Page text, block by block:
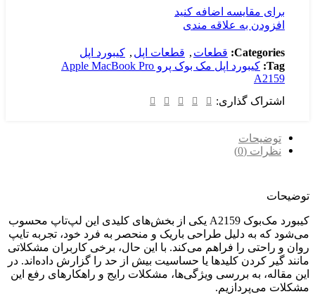
برای مقایسه اضافه کنید
افزودن به علاقه مندی
Categories: قطعات , قطعات اپل , کیبورد اپل
Tag:
کیبورد اپل مک بوک پرو Apple MacBook Pro
A2159
اشتراک گذاری:
توضیحات
نظرات (0)
توضیحات
کیبورد مک‌بوک A2159 یکی از بخش‌های کلیدی این لپ‌تاپ محسوب
می‌شود که به دلیل طراحی باریک و منحصر به فرد خود، تجربه تایپ
روان و راحتی را فراهم می‌کند. با این حال، برخی کاربران مشکلاتی
مانند گیر کردن کلیدها یا حساسیت بیش از حد را گزارش داده‌اند. در
این مقاله، به بررسی ویژگی‌ها، مشکلات رایج و راهکارهای رفع این
مشکلات می‌پردازیم.